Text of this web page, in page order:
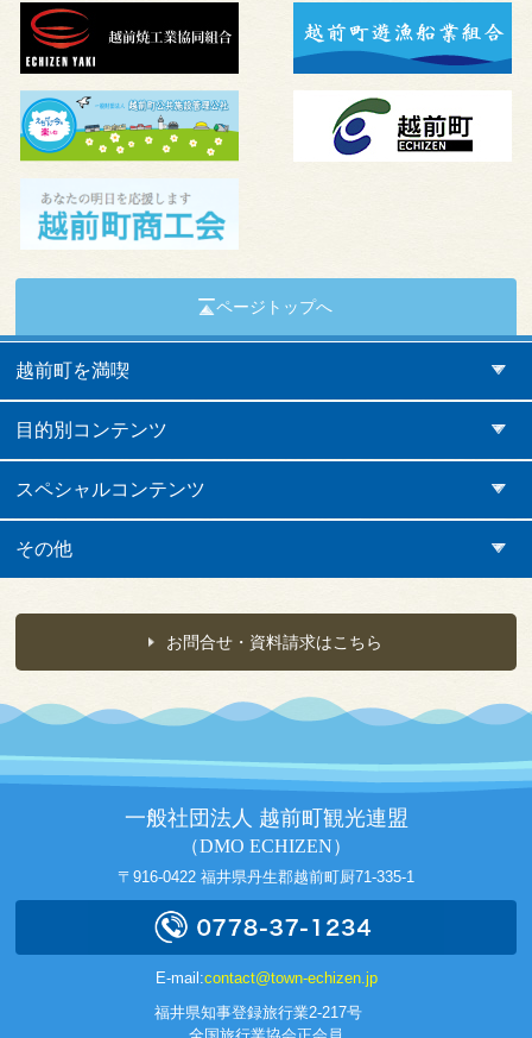
ページトップへ
越前町を満喫
目的別コンテンツ
スペシャルコンテンツ
その他
お問合せ・資料請求はこちら
一般社団法人 越前町観光連盟
（DMO ECHIZEN）
〒916-0422 福井県丹生郡越前町厨71-335-1
E-mail:contact@town-echizen.jp
福井県知事登録旅行業2-217号